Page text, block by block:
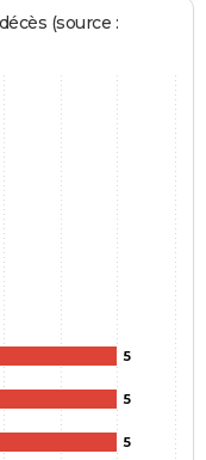
(source :
5
5
5